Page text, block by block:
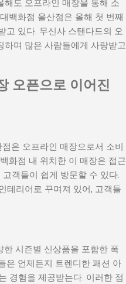
건너뛰기
해도 오프라인 매장을 통해 소
백화점 울산점은 올해 첫 번째
고 있다. 무신사 스탠다드의 오
하며 많은 사람들에게 사랑받고
오픈으로 이어진
은 오프라인 매장으로서 소비
화점 내 위치한 이 매장은 접근
객들이 쉽게 방문할 수 있다.
테리어로 꾸며져 있어, 고객들
시즌별 신상품을 포함한 폭
은 언제든지 트렌디한 패션 아
경험을 제공받는다. 이러한 점